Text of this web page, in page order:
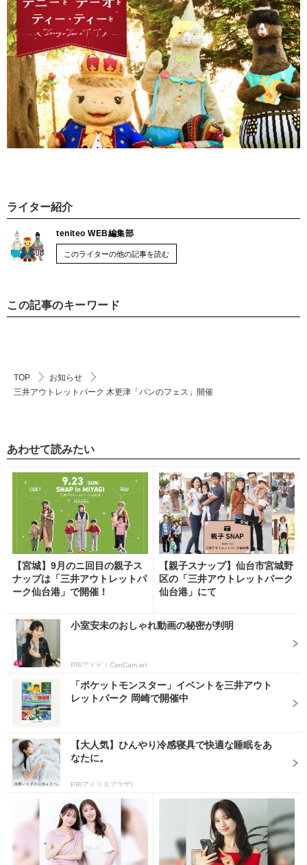
ライター紹介
teniteo WEB編集部
このライターの他の記事を読む
この記事のキーワード
TOP
お知らせ
三井アウトレットパーク 木更津「パンのフェス」開催
あわせて読みたい
【宮城】9月のニ回目の親子ス
ナップは「三井アウトレットパ
ーク仙台港」で開催！
【親子スナップ】仙台市宮城野
区の「三井アウトレットパーク
仙台港」にて
小室安未のおしゃれ動画の秘密が判明
PR(アドビ｜CanCam.jp)
「ポケットモンスター」イベントを三井アウト
レットパーク 岡崎で開催中
【大人気】ひんやり冷感寝具で快適な睡眠をあ
なたに。
PR(アイリスプラザ)